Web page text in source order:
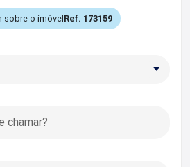
sobre o imóvel Ref. 173159